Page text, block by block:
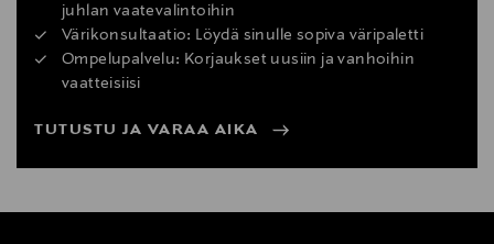
juhlan vaatevalintoihin
Värikonsultaatio: Löydä sinulle sopiva väripaletti
Ompelupalvelu: Korjaukset uusiin ja vanhoihin
vaatteisiisi
TUTUSTU JA VARAA AIKA